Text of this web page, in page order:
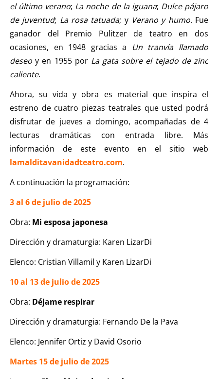
el último verano; La noche de la iguana; Dulce pájaro
de juventud; La rosa tatuada; y Verano y humo. Fue
ganador del Premio Pulitzer de teatro en dos
ocasiones, en 1948 gracias a Un tranvía llamado
deseo y en 1955 por La gata sobre el tejado de zinc
caliente.
Ahora, su vida y obra es material que inspira el
estreno de cuatro piezas teatrales que usted podrá
disfrutar de jueves a domingo, acompañadas de 4
lecturas dramáticas con entrada libre. Más
información de este evento en el sitio web
lamalditavanidadteatro.com.
A continuación la programación:
3 al 6 de julio de 2025
Obra: Mi esposa japonesa
Dirección y dramaturgia: Karen LizarDi
Elenco: Cristian Villamil y Karen LizarDi
10 al 13 de julio de 2025
Obra: Déjame respirar
Dirección y dramaturgia: Fernando De la Pava
Elenco: Jennifer Ortiz y David Osorio
Martes 15 de julio de 2025